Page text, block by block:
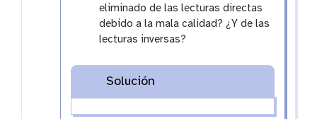
eliminado de las lecturas directas
debido a la mala calidad? ¿Y de las
lecturas inversas?
Solución